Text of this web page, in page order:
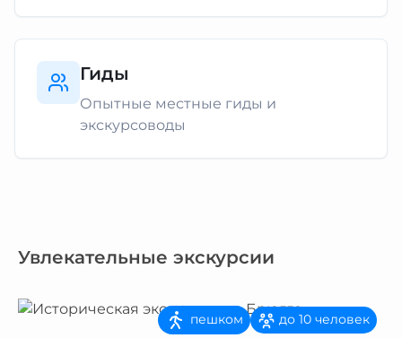
Гиды
Опытные местные гиды и
экскурсоводы
Увлекательные экскурсии
пешком до 10 человек